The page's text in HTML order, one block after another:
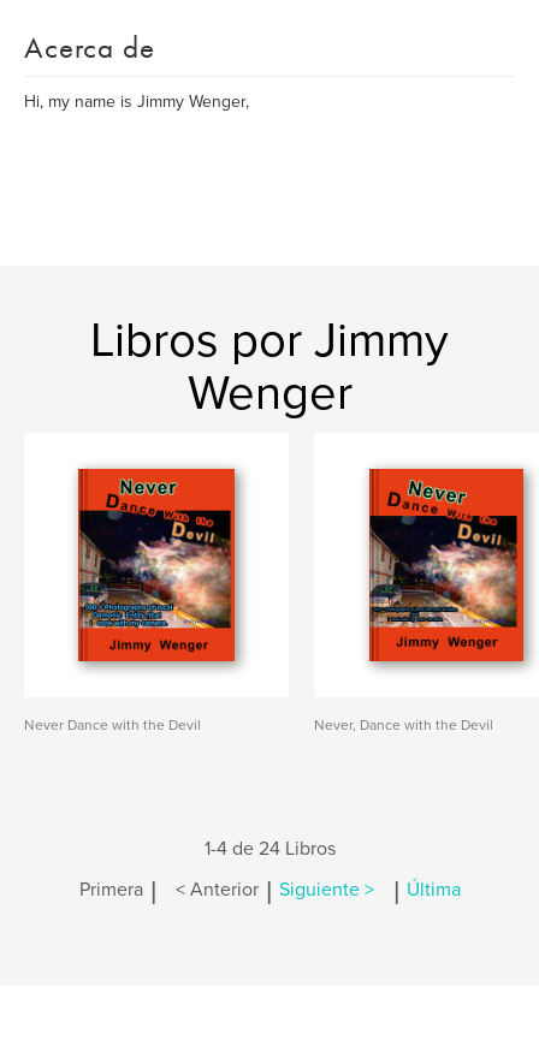
Acerca de
Hi, my name is Jimmy Wenger,
Libros por Jimmy
Wenger
Never Dance with the Devil Never, Dance with the Devil
1-4 de 24 Libros
Primera | < Anterior | Siguiente > | Última